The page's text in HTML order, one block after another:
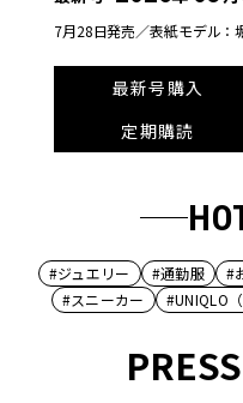
7月28日発売／表紙モデル：
最新号購入
定期購読
#ジュエリー #通勤服 #
#スニーカー
#UNIQLO